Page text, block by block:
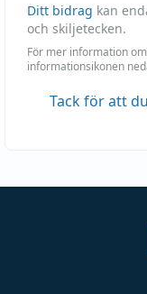
Ditt bidrag kan
och skiljetecken.
För mer information
informationsikonen
Tack för att